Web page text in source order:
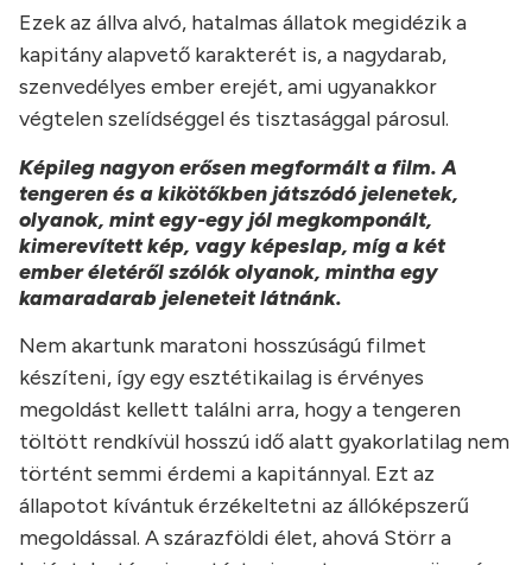
Ezek az állva alvó, hatalmas állatok megidézik a
kapitány alapvető karakterét is, a nagydarab,
szenvedélyes ember erejét, ami ugyanakkor
végtelen szelídséggel és tisztasággal párosul.
Képileg nagyon erősen megformált a film. A
tengeren és a kikötőkben játszódó jelenetek,
olyanok, mint egy-egy jól megkomponált,
kimerevített kép, vagy képeslap, míg a két
ember életéről szólók olyanok, mintha egy
kamaradarab jeleneteit látnánk.
Nem akartunk maratoni hosszúságú filmet
készíteni, így egy esztétikailag is érvényes
megoldást kellett találni arra, hogy a tengeren
töltött rendkívül hosszú idő alatt gyakorlatilag nem
történt semmi érdemi a kapitánnyal. Ezt az
állapotot kívántuk érzékeltetni az állóképszerű
megoldással. A szárazföldi élet, ahová Störr a